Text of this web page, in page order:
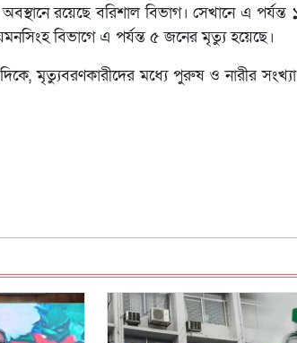
রয়েছে বরিশাল বিভাগ। সেখানে এ
বিভাগে এ পর্যন্ত ৫ জনের মৃত্যু হয়েছে।
মৃত্যুবরণকারীদের মধ্যে পুরুষ ও নারীর সংখ্যা